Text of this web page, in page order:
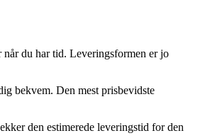
når du har tid. Leveringsformen er jo
bekvem. Den mest prisbevidste
den estimerede leveringstid for den